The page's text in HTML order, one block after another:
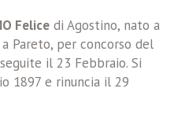
Felicedi Agostino, nato a
Pareto, per concorso del
il 23 Febbraio. Si
1897 e rinuncia il 29